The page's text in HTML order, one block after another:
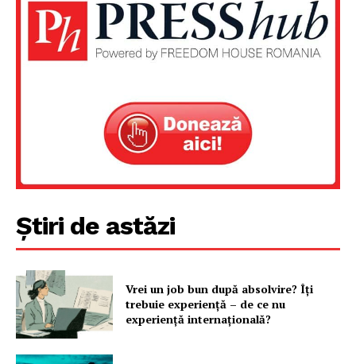
Știri de astăzi
Vrei un job bun după absolvire? Îți
trebuie experiență – de ce nu
experiență internațională?